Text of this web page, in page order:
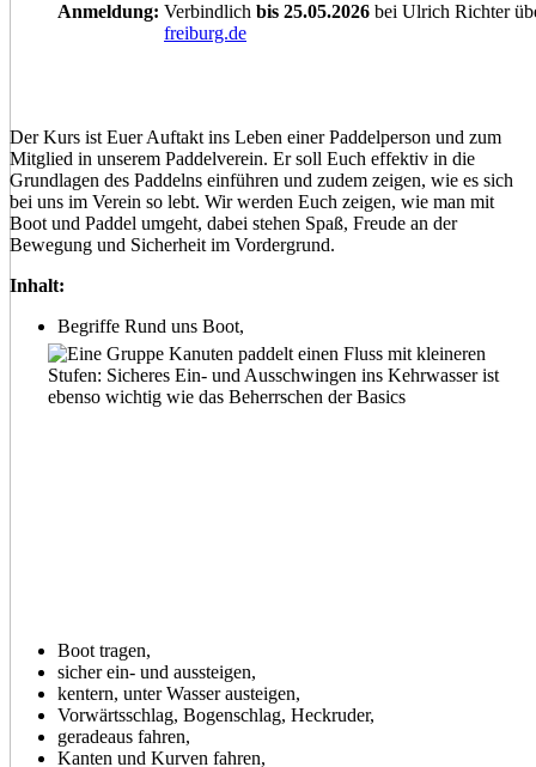
Anmeldung: Verbindlich bis 25.05.2026 bei Ulrich Richter
freiburg.de
Der Kurs ist Euer Auftakt ins Leben einer Paddelperson und zum
Mitglied in unserem Paddelverein. Er soll Euch effektiv in die
Grundlagen des Paddelns einführen und zudem zeigen, wie es sich
bei uns im Verein so lebt. Wir werden Euch zeigen, wie man mit
Boot und Paddel umgeht, dabei stehen Spaß, Freude an der
Bewegung und Sicherheit im Vordergrund.
Inhalt:
Begriffe Rund uns Boot,
Boot tragen,
sicher ein- und aussteigen,
kentern, unter Wasser austeigen,
Vorwärtsschlag, Bogenschlag, Heckruder,
geradeaus fahren,
Kanten und Kurven fahren,